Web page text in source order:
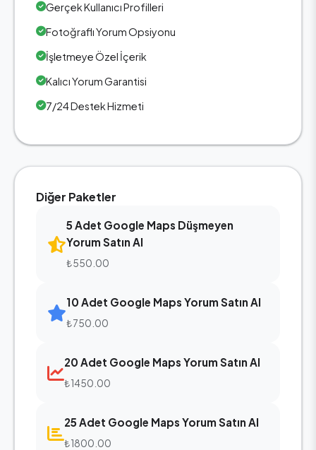
Gerçek Kullanıcı Profilleri
Fotoğraflı Yorum Opsiyonu
İşletmeye Özel İçerik
Kalıcı Yorum Garantisi
7/24 Destek Hizmeti
Diğer Paketler
5 Adet Google Maps Düşmeyen
Yorum Satın Al
₺550.00
10 Adet Google Maps Yorum Satın Al
₺750.00
20 Adet Google Maps Yorum Satın Al
₺1450.00
25 Adet Google Maps Yorum Satın Al
₺1800.00